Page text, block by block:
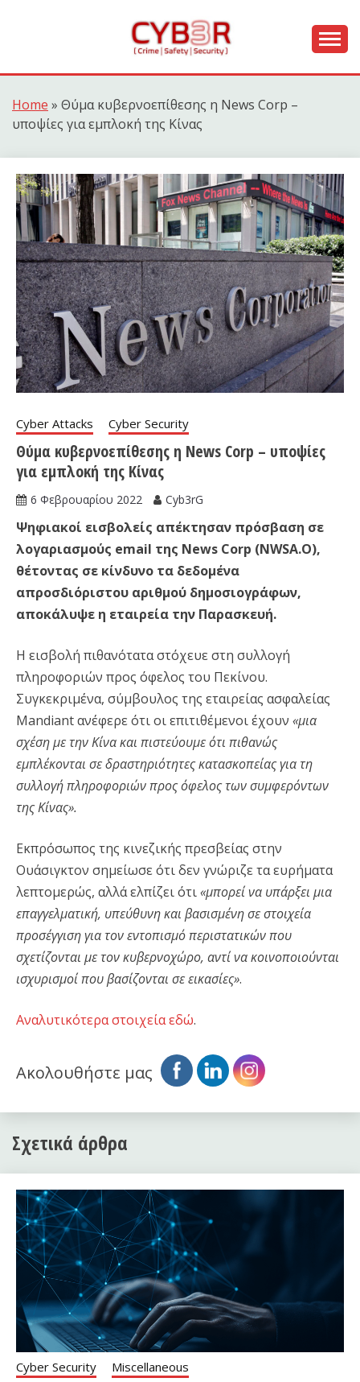
CYB3R
Home » Θύμα κυβερνοεπίθεσης η News Corp –
υποψίες για εμπλοκή της Κίνας
Cyber Attacks Cyber Security
Θύμα κυβερνοεπίθεσης η News Corp – υποψίες
για εμπλοκή της Κίνας
6 Φεβρουαρίου 2022 Cyb3rG
Ψηφιακοί εισβολείς απέκτησαν πρόσβαση σε
λογαριασμούς email της News Corp (NWSA.O),
θέτοντας σε κίνδυνο τα δεδομένα
απροσδιόριστου αριθμού δημοσιογράφων,
αποκάλυψε η εταιρεία την Παρασκευή.
Η εισβολή πιθανότατα στόχευε στη συλλογή
πληροφοριών προς όφελος του Πεκίνου.
Συγκεκριμένα, σύμβουλος της εταιρείας ασφαλείας
Mandiant ανέφερε ότι οι επιτιθέμενοι έχουν «μια
σχέση με την Κίνα και πιστεύουμε ότι πιθανώς
εμπλέκονται σε δραστηριότητες κατασκοπείας για τη
συλλογή πληροφοριών προς όφελος των συμφερόντων
της Κίνας».
Εκπρόσωπος της κινεζικής πρεσβείας στην
Ουάσιγκτον σημείωσε ότι δεν γνώριζε τα ευρήματα
λεπτομερώς, αλλά ελπίζει ότι«μπορεί να υπάρξει μια
επαγγελματική, υπεύθυνη και βασισμένη σε στοιχεία
προσέγγιση για τον εντοπισμό περιστατικών που
σχετίζονται με τον κυβερνοχώρο, αντί να κοινοποιούνται
ισχυρισμοί που βασίζονται σε εικασίες».
Αναλυτικότερα στοιχεία εδώ.
Ακολουθήστε μας
Σχετικά άρθρα
Cyber Security Miscellaneous